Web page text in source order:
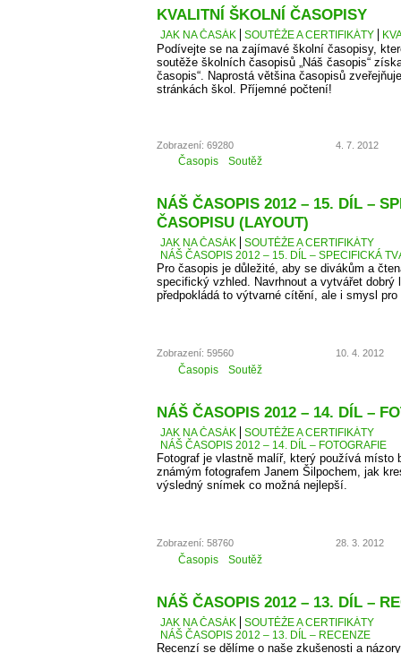
KVALITNÍ ŠKOLNÍ ČASOPISY
JAK NA ČASÁK SOUTĚŽE A CERTIFIKÁTY
Podívejte se na zajímavé školní časopisy,
soutěže školních časopisů „Náš časopis“
časopis“. Naprostá většina časopisů
stránkách škol. Příjemné počtení!
Zobrazení: 69280 4. 7. 2012
Časopis Soutěž
NÁŠ ČASOPIS 2012 – 15. DÍL –
ČASOPISU (LAYOUT)
JAK NA ČASÁK
SOUTĚŽE A CERTIFIKÁTY
NÁŠ ČASOPIS 2012 – 15. DÍL – SPECIFICKÁ
Pro časopis je důležité, aby se divákům a
specifický vzhled. Navrhnout a vytvářet dobrý
předpokládá to výtvarné cítění, ale i smysl pro
Zobrazení: 59560 10. 4. 2012
Časopis Soutěž
NÁŠ ČASOPIS 2012 – 14. DÍL –
JAK NA ČASÁK
SOUTĚŽE A CERTIFIKÁTY
NÁŠ ČASOPIS 2012 – 14. DÍL – FOTOGRAFIE
Fotograf je vlastně malíř, který používá místo
známým fotografem Janem Šilpochem, jak
výsledný snímek co možná nejlepší.
Zobrazení: 58760 28. 3. 2012
Časopis Soutěž
NÁŠ ČASOPIS 2012 – 13. DÍL –
JAK NA ČASÁK
SOUTĚŽE A CERTIFIKÁTY
NÁŠ ČASOPIS 2012 – 13. DÍL – RECENZE
Recenzí se dělíme o naše zkušenosti a